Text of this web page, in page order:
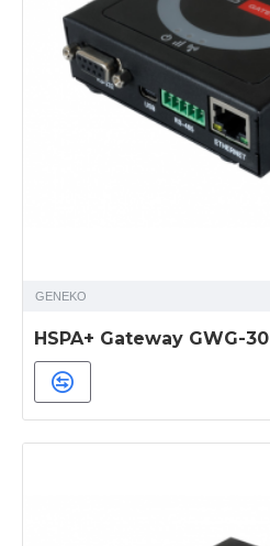
GENEKO
HSPA+ Gateway GWG-30